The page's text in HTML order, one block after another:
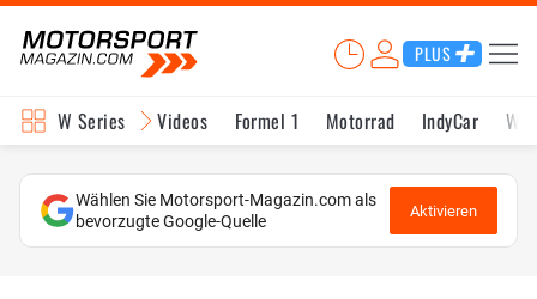
PLUS
W Series Videos Formel 1 Motorrad IndyCar
Wählen Sie Motorsport-Magazin.com als
bevorzugte Google-Quelle
Aktivieren